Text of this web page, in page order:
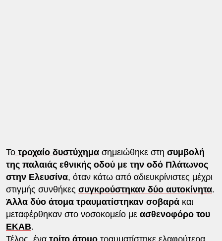
Το τροχαίο δυστύχημα σημειώθηκε στη συμβολή
της παλαιάς εθνικής οδού με την οδό Πλάτωνος
στην Ελευσίνα, όταν κάτω από αδιευκρίνιστες μέχρι
στιγμής συνθήκες συγκρούστηκαν δύο αυτοκίνητα.
Άλλα δύο άτομα τραυματίστηκαν σοβαράκαι
μεταφέρθηκαν στο νοσοκομείο με ασθενοφόρο του
ΕΚΑΒ.
Τέλος, ένα τρίτο άτομοτραυματίστηκε ελαφρύτερα.